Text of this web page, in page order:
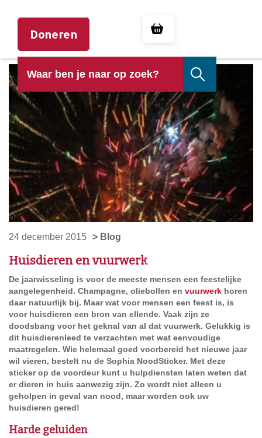
Doneren
24 december 2015 > Blog
Huisdieren en vuurwerk
De jaarwisseling is voor de meeste mensen een feestelijke
aangelegenheid. Champagne, oliebollen en vuurwerk horen
daar natuurlijk bij. Maar wat voor mensen een feest is, is
voor huisdieren een bron van ellende. Vaak zijn ze
doodsbang voor het geknal van al dat vuurwerk. Gelukkig is
dit huisdierenleed te verzachten met wat eenvoudige
maatregelen. Wie helemaal goed voorbereid het nieuwe jaar
wil vieren, bestelt nu de Sophia NoodSticker. Met deze
sticker op de voordeur kunt u hulpdiensten laten weten dat
er dieren in huis aanwezig zijn. Zo wordt niet alleen u
geholpen in geval van nood, maar worden ook uw
huisdieren gered!
Harde geluiden